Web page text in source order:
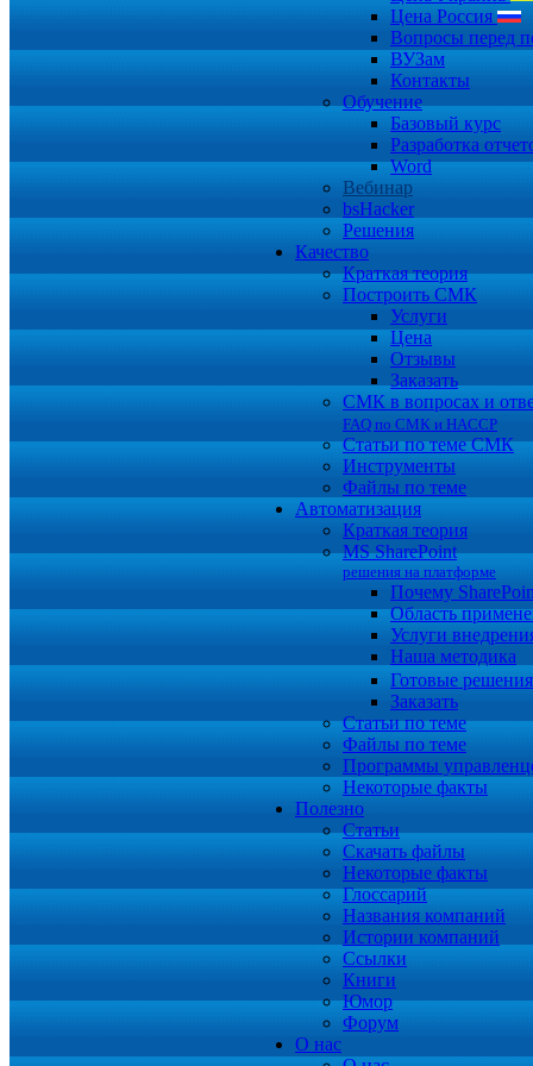
Цена Россия
Вопросы перед
ВУЗам
Контакты
Обучение
Базовый курс
Разработка
Word
Вебинар
bsHacker
Решения
Качество
Краткая теория
Построить СМК
Услуги
Цена
Отзывы
Заказать
СМК в вопросах и
FAQ по СМК и HACCP
Статьи по теме СМК
Инструменты
Файлы по теме
Автоматизация
Краткая теория
MS SharePoint
решения на платформе
Почему
Область
Услуги
Наша методика
Готовые решения
Заказать
Статьи по теме
Файлы по теме
Программы
Некоторые факты
Полезно
Статьи
Скачать файлы
Некоторые факты
Глоссарий
Названия компаний
Истории компаний
Ссылки
Книги
Юмор
Форум
О нас